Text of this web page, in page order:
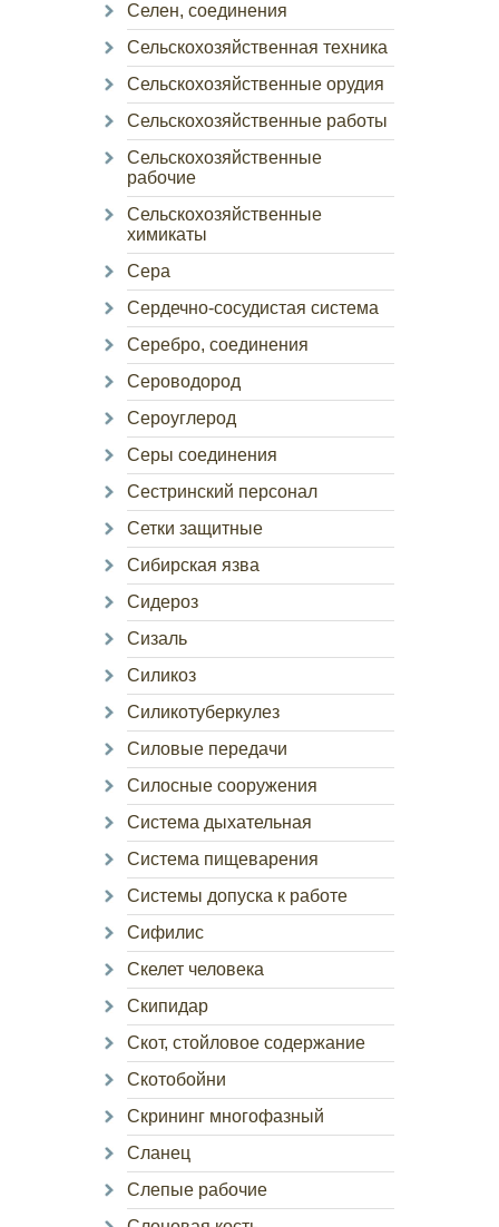
Селен, соединения
Сельскохозяйственная техника
Сельскохозяйственные орудия
Сельскохозяйственные работы
Сельскохозяйственные
рабочие
Сельскохозяйственные
химикаты
Сера
Сердечно-сосудистая система
Серебро, соединения
Сероводород
Сероуглерод
Серы соединения
Сестринский персонал
Сетки защитные
Сибирская язва
Сидероз
Сизаль
Силикоз
Силикотуберкулез
Силовые передачи
Силосные сооружения
Система дыхательная
Система пищеварения
Системы допуска к работе
Сифилис
Скелет человека
Скипидар
Скот, стойловое содержание
Скотобойни
Скрининг многофазный
Сланец
Слепые рабочие